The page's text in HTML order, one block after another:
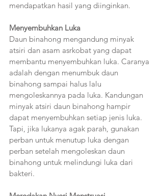
mendapatkan hasil yang diinginkan.
Menyembuhkan Luka
Daun binahong mengandung minyak
atsiri dan asam asrkobat yang dapat
membantu menyembuhkan luka. Caranya
adalah dengan menumbuk daun
binahong sampai halus lalu
mengoleskannya pada luka. Kandungan
minyak atsiri daun binahong hampir
dapat menyembuhkan setiap jenis luka.
Tapi, jika lukanya agak parah, gunakan
perban untuk menutup luka dengan
perban setelah mengoleskan daun
binahong untuk melindungi luka dari
bakteri.